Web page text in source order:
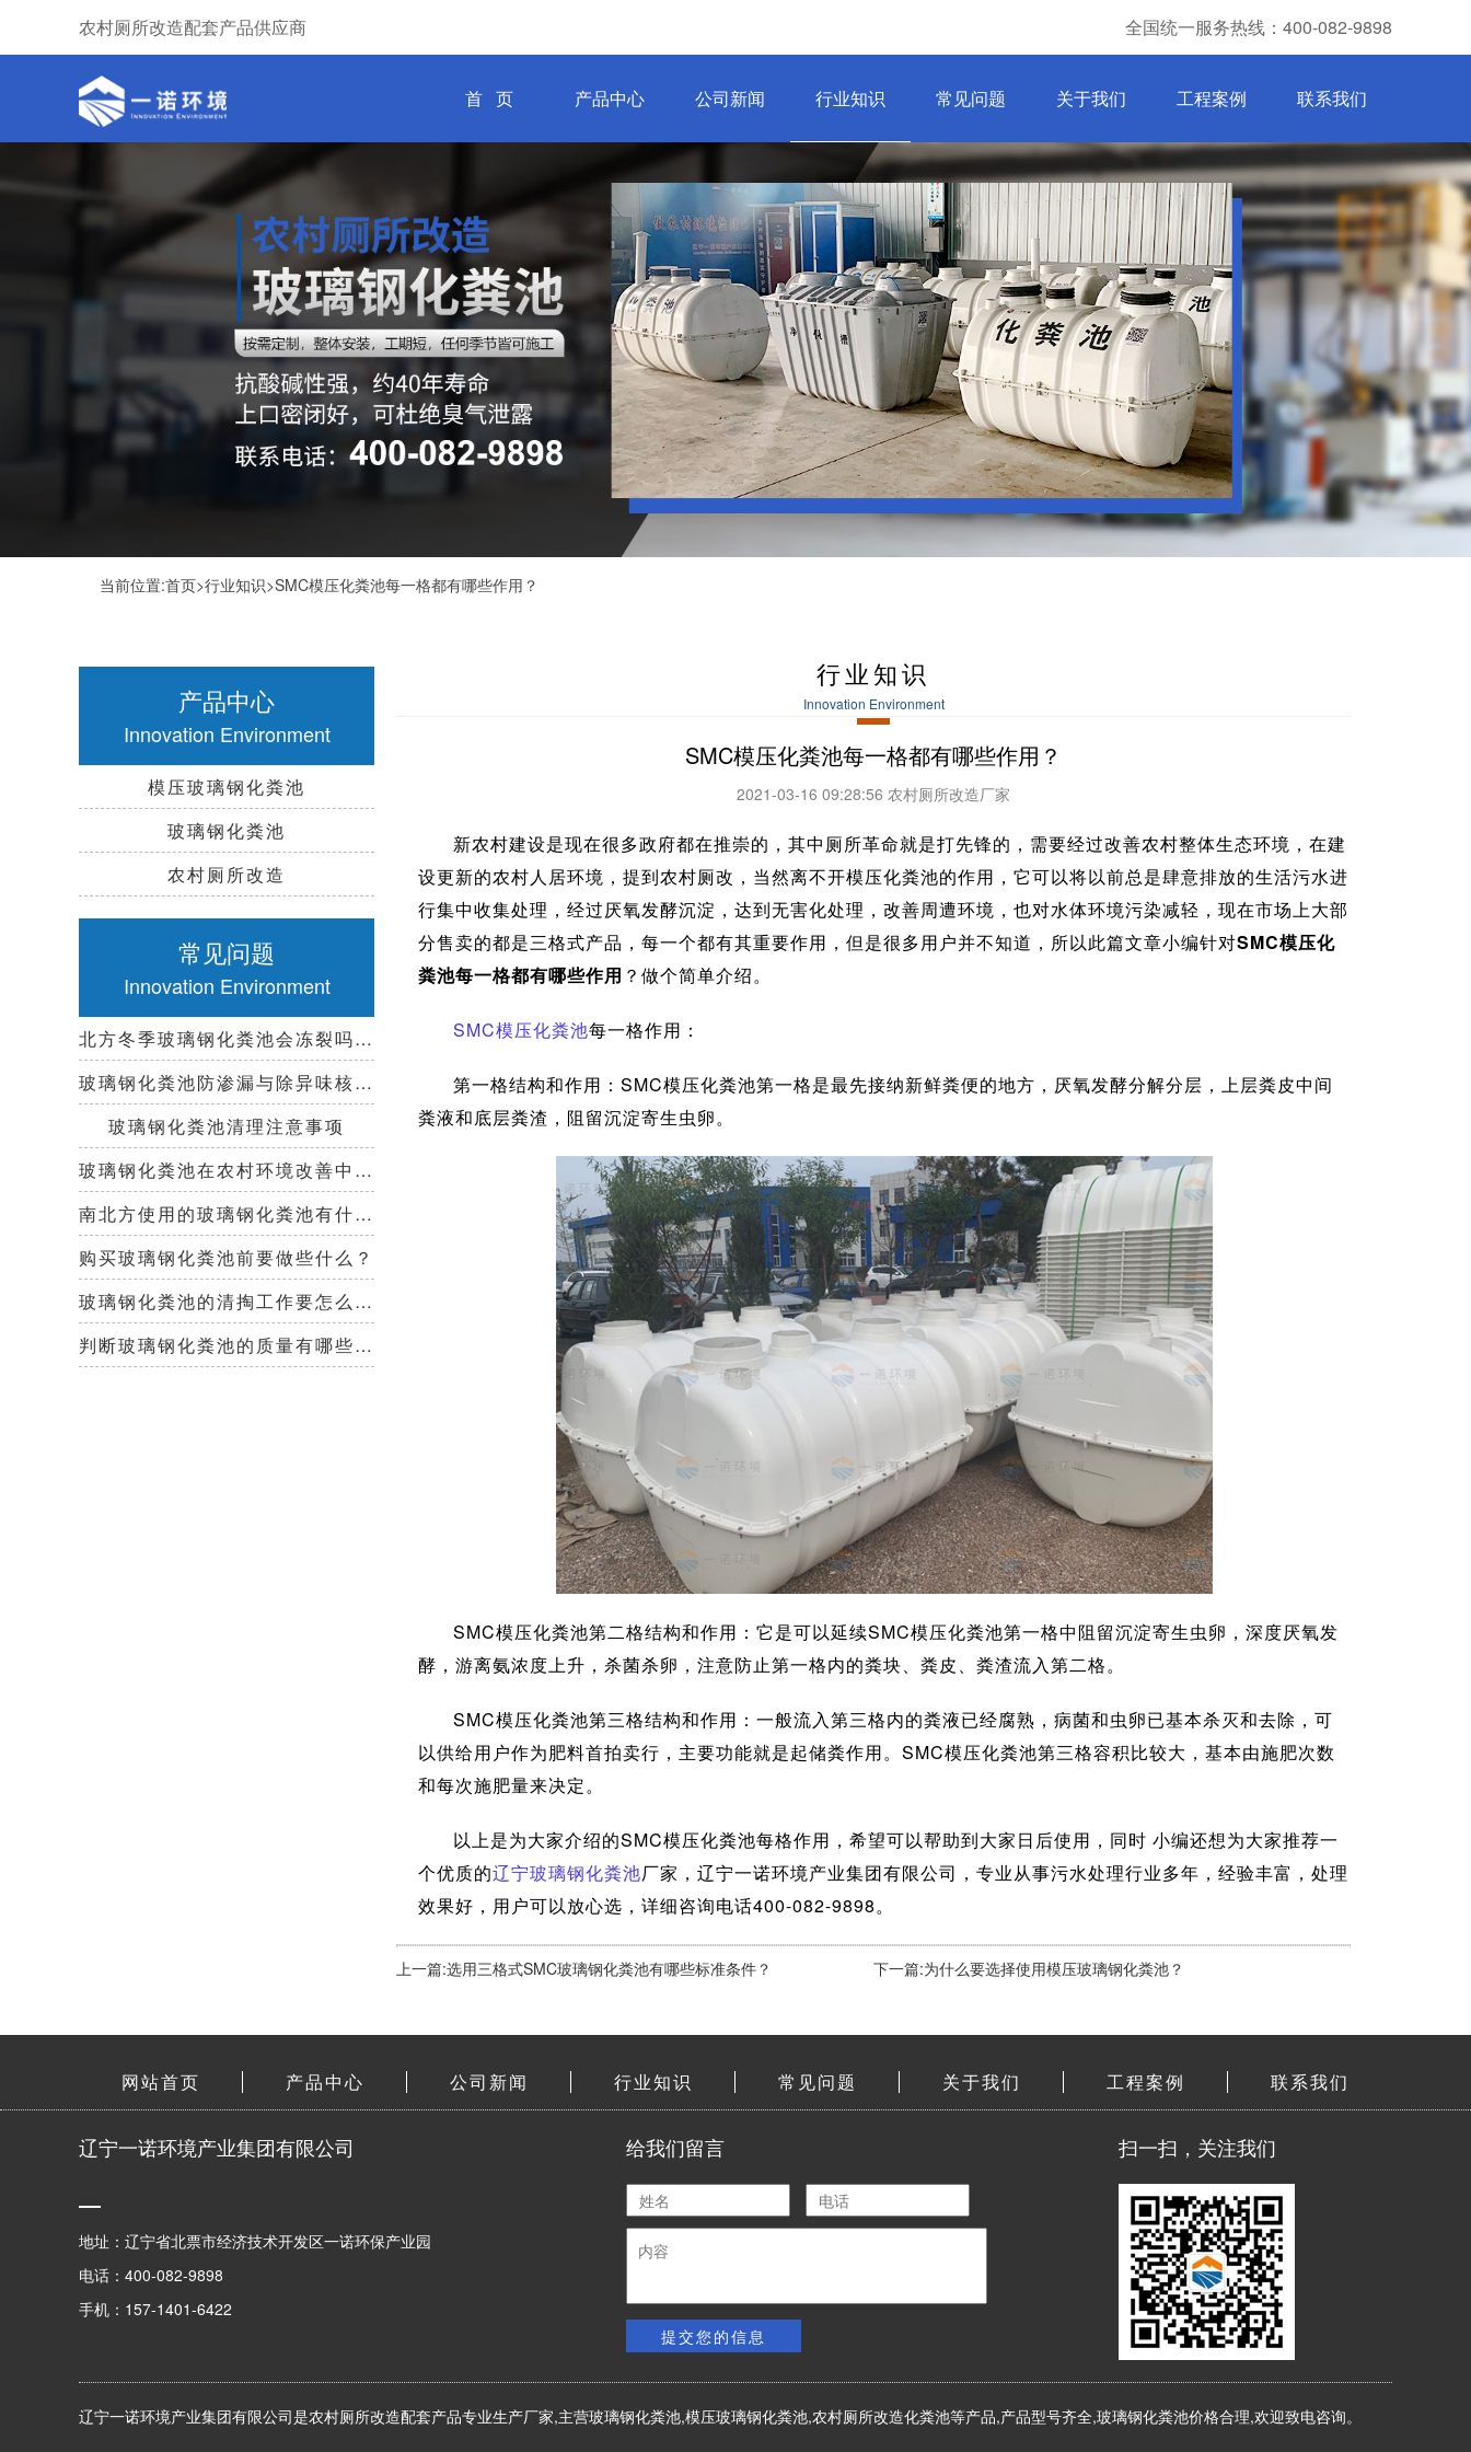
农村厕所改造配套产品供应商 全国统一服务热线：400-082-9898
首 页 产品中心 公司新闻 行业知识 常见问题 关于我们 工程案例 联系我们
当前位置:首页>行业知识>SMC模压化粪池每一格都有哪些作用？
产品中心
Innovation Environment
模压玻璃钢化粪池
玻璃钢化粪池
农村厕所改造
常见问题
Innovation Environment
北方冬季玻璃钢化粪池会冻裂吗？需要保温措施吗？
玻璃钢化粪池防渗漏与除异味核心技术指南
玻璃钢化粪池清理注意事项
玻璃钢化粪池在农村环境改善中起到哪些作用？
南北方使用的玻璃钢化粪池有什么区别？
购买玻璃钢化粪池前要做些什么？
玻璃钢化粪池的清掏工作要怎么做？
判断玻璃钢化粪池的质量有哪些好办法？
行业知识
Innovation Environment
SMC模压化粪池每一格都有哪些作用？
2021-03-16 09:28:56 农村厕所改造厂家
新农村建设是现在很多政府都在推崇的，其中厕所革命就是打先锋的，需要经过改善农村整体生态环境，在建
设更新的农村人居环境，提到农村厕改，当然离不开模压化粪池的作用，它可以将以前总是肆意排放的生活污水进
行集中收集处理，经过厌氧发酵沉淀，达到无害化处理，改善周遭环境，也对水体环境污染减轻，现在市场上大部
分售卖的都是三格式产品，每一个都有其重要作用，但是很多用户并不知道，所以此篇文章小编针对SMC模压化
粪池每一格都有哪些作用 ？做个简单介绍。
SMC模压化粪池每一格作用：
第一格结构和作用：SMC模压化粪池第一格是最先接纳新鲜粪便的地方，厌氧发酵分解分层，上层粪皮中间
粪液和底层粪渣，阻留沉淀寄生虫卵。
SMC模压化粪池第二格结构和作用：它是可以延续SMC模压化粪池第一格中阻留沉淀寄生虫卵，深度厌氧发
酵，游离氨浓度上升，杀菌杀卵，注意防止第一格内的粪块、粪皮、粪渣流入第二格。
SMC模压化粪池第三格结构和作用：一般流入第三格内的粪液已经腐熟，病菌和虫卵已基本杀灭和去除，可
以供给用户作为肥料首拍卖行，主要功能就是起储粪作用。SMC模压化粪池第三格容积比较大，基本由施肥次数
和每次施肥量来决定。
以上是为大家介绍的SMC模压化粪池每格作用，希望可以帮助到大家日后使用，同时 小编还想为大家推荐一
个优质的辽宁玻璃钢化粪池厂家，辽宁一诺环境产业集团有限公司，专业从事污水处理行业多年，经验丰富，处理
效果好，用户可以放心选，详细咨询电话400-082-9898。
上一篇:选用三格式SMC玻璃钢化粪池有哪些标准条件？ 下一篇:为什么要选择使用模压玻璃钢化粪池？
网站首页 产品中心 公司新闻 行业知识 常见问题 关于我们 工程案例 联系我们
辽宁一诺环境产业集团有限公司
地址：辽宁省北票市经济技术开发区一诺环保产业园
电话：400-082-9898
手机：157-1401-6422
给我们留言
提交您的信息
扫一扫，关注我们
辽宁一诺环境产业集团有限公司是农村厕所改造配套产品专业生产厂家,主营玻璃钢化粪池,模压玻璃钢化粪池,农村厕所改造化粪池等产品,产品型号齐全,玻璃钢化粪池价格合理,欢迎致电咨询。